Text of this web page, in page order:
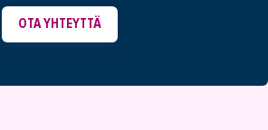
OTA YHTEYTTÄ